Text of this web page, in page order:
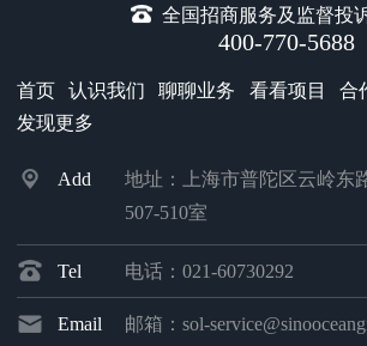
全国招商服务及监督投
400-770-5688
首页 认识我们 聊聊业务 看看项目 合
发现更多
Add
地址：上海市普陀区云岭东
507-510室
Tel 电话：021-60730292
Email 邮箱：sol-